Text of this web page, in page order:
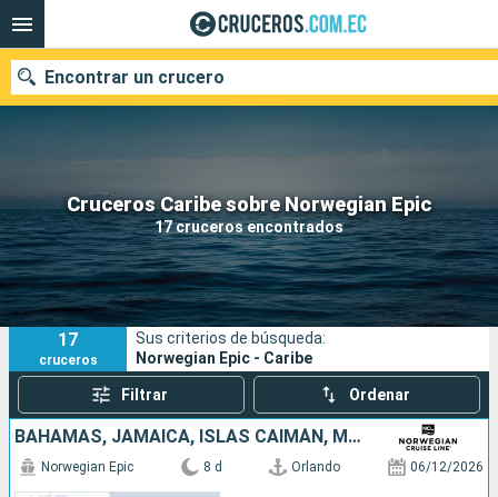
Cruceros Caribe sobre Norwegian Epic
17 cruceros encontrados
Encontrar un crucero
Nuestros destinos
Fecha de salida
Puertos Compañías
Buscar
17
cruceros
Sus criterios de búsqueda:
Norwegian Epic - Caribe
Filtrar Ordenar
BAHAMAS, JAMAICA, ISLAS CAIMÁN, MÉXICO, ESTADOS UNIDOS
Norwegian Epic 8 d Orlando 06/12/2026